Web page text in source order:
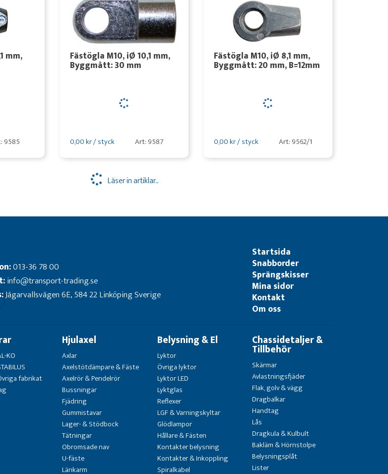
mm,
9585
Fästögla M10, iØ 10,1 mm,
Byggmått: 30 mm
0,00 kr / styck Art: 9587
Fästögla M10, iØ 8,1 mm,
Byggmått: 20 mm, B=12mm
0,00 kr / styck Art: 9562/1
Läser in artiklar...
013-36 78 00
info@transport-trading.se
Jägarvallsvägen 6E, 584 22 Linköping Sverige
Startsida
Snabborder
Sprängskisser
Mina sidor
Kontakt
Om oss
KO
fabrikat
Hjulaxel
Axlar
Axelstötdämpare & Fäste
Axelrör & Pendelrör
Bussningar
Fjädring
Gummistavar
Lager- & Stödbock
Tätningar
Obromsade nav
U-fäste
Länkarm
Belysning & El
Lyktor
Övriga lyktor
Lyktor LED
Lyktglas
Reflexer
LGF & Varningskyltar
Glödlampor
Hållare & Fästen
Kontakter belysning
Kontakter & Inkoppling
Spiralkabel
Chassidetaljer &
Tillbehör
Skärmar
Avlastningsfjäder
Flak, golv & vägg
Dragbalkar
Handtag
Lås
Dragkula & Kulbult
Bakläm & Hörnstolpe
Belysningsplåt
Lister